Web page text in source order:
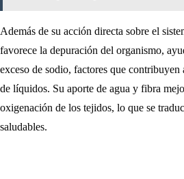
Además de su acción directa sobre el
favorece la depuración del organismo,
exceso de sodio, factores que
de líquidos. Su aporte de agua y fibra
oxigenación de los tejidos, lo que se
saludables.